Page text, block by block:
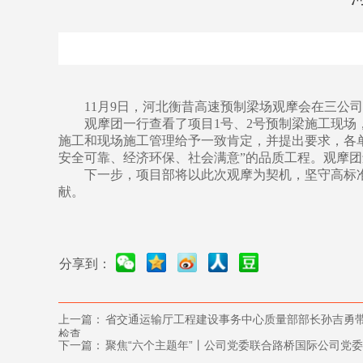
11月9日，河北衡昔高速预制梁场观摩会在三公
观摩团一行查看了项目1号、2号预制梁施工现
施工和现场施工管理给予一致肯定，并提出要求，
安全可靠、经济环保、社会满意”的品质工程。观摩
下一步，项目部将以此次观摩为契机，坚守高标
献。
上一篇： 省交通运输厅工程建设事务中心质量部部长孙吉勇
检查
下一篇： 聚焦“六个主题年”丨公司党委联合路桥国际公司党
分享到：